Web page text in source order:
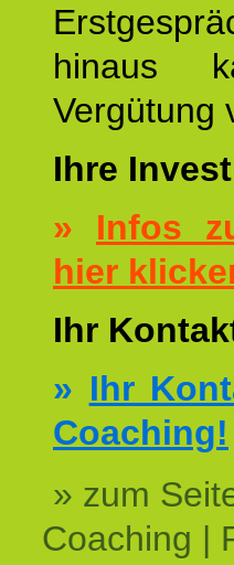
hinaus
Vergütung
Ihre
» Infos
hier
Ihr
» Ihr
Coaching!
» zum
Coaching |